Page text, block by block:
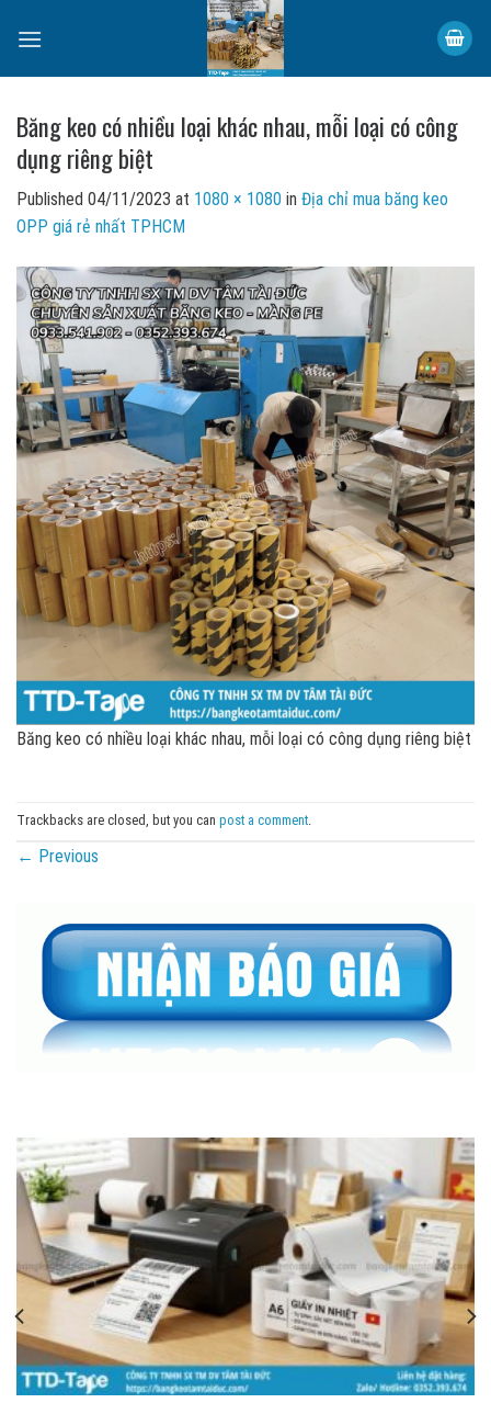
Băng keo có nhiều loại khác nhau, mỗi loại có công
dụng riêng biệt
Published 04/11/2023 at 1080 × 1080 in Địa chỉ mua băng keo
OPP giá rẻ nhất TPHCM
Băng keo có nhiều loại khác nhau, mỗi loại có công dụng riêng biệt
Trackbacks are closed, but you can post a comment.
← Previous